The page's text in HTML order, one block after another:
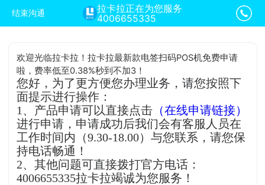
结束沟通
拉卡拉正在为您服务
4006655335
欢迎光临拉卡拉！拉卡拉最新款电签扫码POS机免费申请
啦，费率低至0.38%秒到不加3！
您好，为了更方便您办理业务，请您按照下
面提示进行操作：
1、产品申请可以直接点击 （在线申请链接）
进行申请，申请成功后我们会有客服人员在
工作时间内（9.30-18.00）与您联系，请您保
持电话畅通！
2、其他问题可直接拨打官方电话：
4006655335拉卡拉竭诚为您服务！